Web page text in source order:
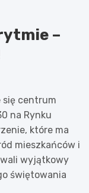
–
się centrum
na Rynku
które ma
mieszkańców i
wyjątkowy
świętowania